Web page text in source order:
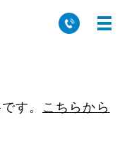
す。 こちらから